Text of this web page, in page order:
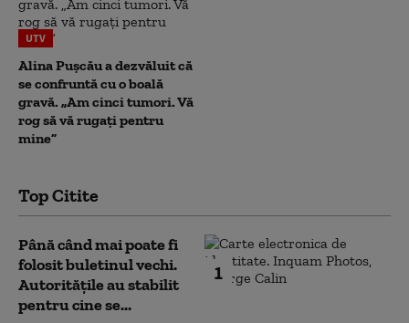
UTV
Alina Pușcău a dezvăluit că
se confruntă cu o boală
gravă. „Am cinci tumori. Vă
rog să vă rugați pentru
mine”
Top Citite
1
Până când mai poate fi
folosit buletinul vechi.
Autoritățile au stabilit
pentru cine se...